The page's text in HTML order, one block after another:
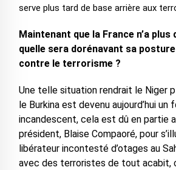
serve plus tard de base arrière aux
Maintenant que la France n’a plus
quelle sera dorénavant sa
contre le terrorisme ?
Une telle situation rendrait le Niger
le Burkina est devenu aujourd’hui un
incandescent, cela est dû en partie
président, Blaise Compaoré, pour
libérateur incontesté d’otages au
avec des terroristes de tout acabit,